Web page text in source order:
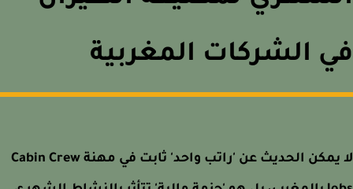
الشركات المغربية
لا يمكن الحديث عن 'راتب واحد' ثابت في مهنة Cabin Crew